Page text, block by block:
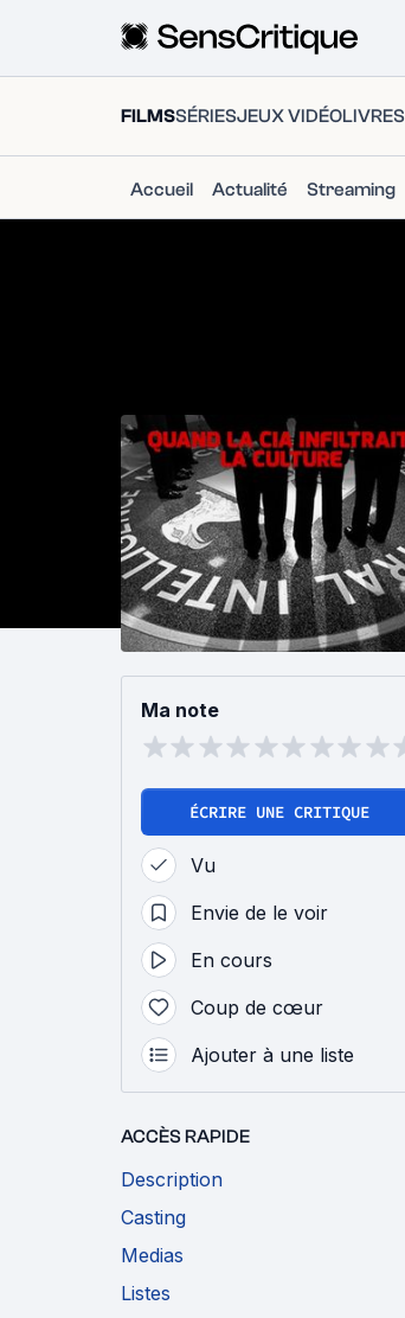
FILMSSÉRIESJEUX VIDÉOLIVRES
Accueil Actualité Streaming
Ma note
ÉCRIRE UNE CRITIQUE
Vu
Envie de le voir
En cours
Coup de cœur
Ajouter à une liste
ACCÈS RAPIDE
Description
Casting
Medias
Listes